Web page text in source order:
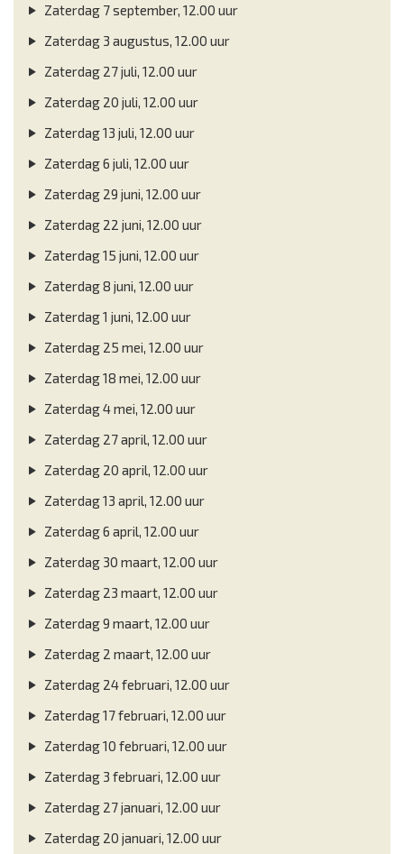
Zaterdag 7 september, 12.00 uur
Zaterdag 3 augustus, 12.00 uur
Zaterdag 27 juli, 12.00 uur
Zaterdag 20 juli, 12.00 uur
Zaterdag 13 juli, 12.00 uur
Zaterdag 6 juli, 12.00 uur
Zaterdag 29 juni, 12.00 uur
Zaterdag 22 juni, 12.00 uur
Zaterdag 15 juni, 12.00 uur
Zaterdag 8 juni, 12.00 uur
Zaterdag 1 juni, 12.00 uur
Zaterdag 25 mei, 12.00 uur
Zaterdag 18 mei, 12.00 uur
Zaterdag 4 mei, 12.00 uur
Zaterdag 27 april, 12.00 uur
Zaterdag 20 april, 12.00 uur
Zaterdag 13 april, 12.00 uur
Zaterdag 6 april, 12.00 uur
Zaterdag 30 maart, 12.00 uur
Zaterdag 23 maart, 12.00 uur
Zaterdag 9 maart, 12.00 uur
Zaterdag 2 maart, 12.00 uur
Zaterdag 24 februari, 12.00 uur
Zaterdag 17 februari, 12.00 uur
Zaterdag 10 februari, 12.00 uur
Zaterdag 3 februari, 12.00 uur
Zaterdag 27 januari, 12.00 uur
Zaterdag 20 januari, 12.00 uur